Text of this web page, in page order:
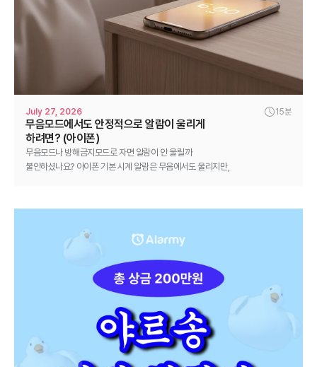
July 27, 2026 15분
무음모드에서도 안정적으로 알람이 울리게
하려면? (아이폰)
무음모드나 방해금지모드로 자면 알람이 안 울릴까
불안하셨나요? 아이폰 기본 시계 알람은 무음에서도 울리지만,